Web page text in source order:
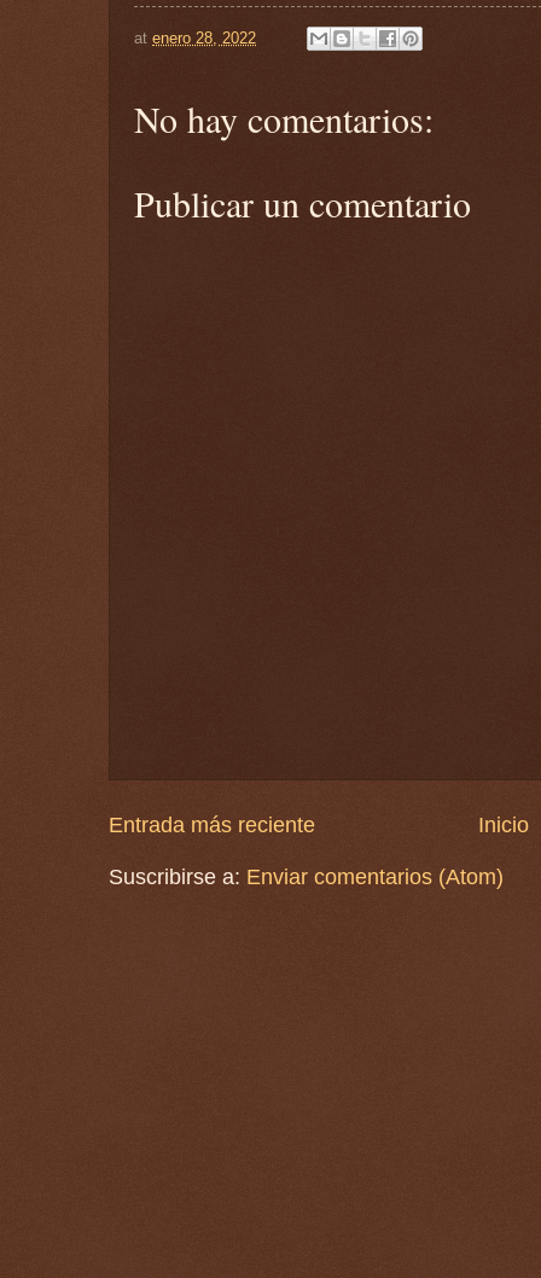
at enero 28, 2022
No hay comentarios:
Publicar un comentario
Entrada más reciente Inicio
Suscribirse a: Enviar comentarios (Atom)